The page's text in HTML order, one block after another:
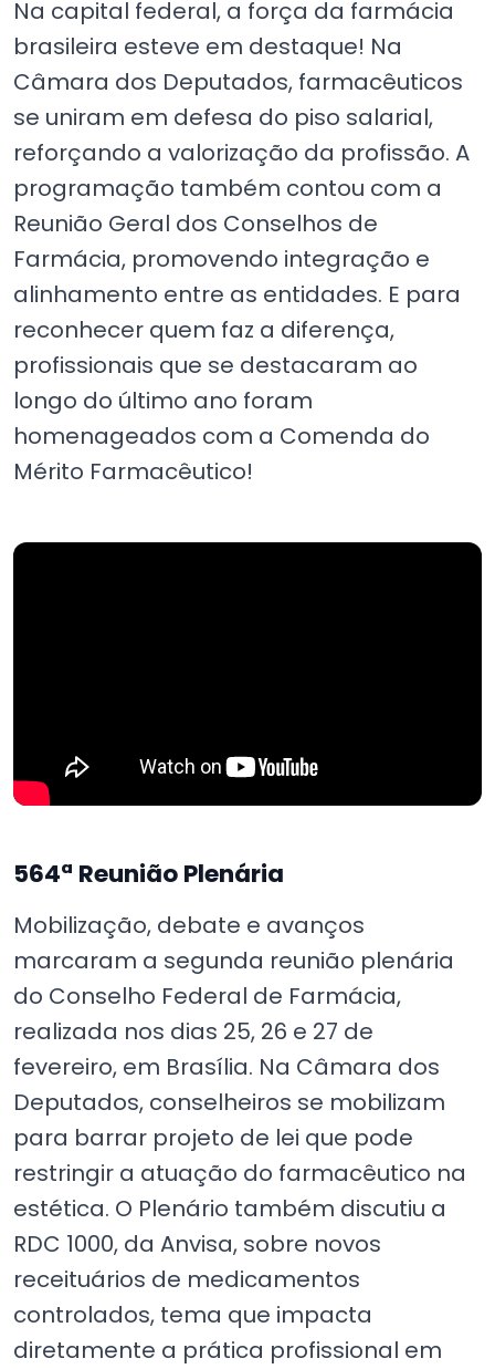
Na capital federal, a força da farmácia
brasileira esteve em destaque! Na
Câmara dos Deputados, farmacêuticos
se uniram em defesa do piso salarial,
reforçando a valorização da profissão. A
programação também contou com a
Reunião Geral dos Conselhos de
Farmácia, promovendo integração e
alinhamento entre as entidades. E para
reconhecer quem faz a diferença,
profissionais que se destacaram ao
longo do último ano foram
homenageados com a Comenda do
Mérito Farmacêutico!
564ª Reunião Plenária
Mobilização, debate e avanços
marcaram a segunda reunião plenária
do Conselho Federal de Farmácia,
realizada nos dias 25, 26 e 27 de
fevereiro, em Brasília. Na Câmara dos
Deputados, conselheiros se mobilizam
para barrar projeto de lei que pode
restringir a atuação do farmacêutico na
estética. O Plenário também discutiu a
RDC 1000, da Anvisa, sobre novos
receituários de medicamentos
controlados, tema que impacta
diretamente a prática profissional em